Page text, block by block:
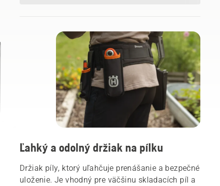
Ľahký a odolný držiak na pílku
Držiak píly, ktorý uľahčuje prenášanie a bezpečné
uloženie. Je vhodný pre väčšinu skladacích píl a